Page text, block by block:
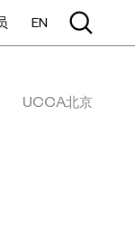
EN
UCCA北京